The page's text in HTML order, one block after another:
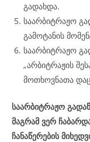
გადახდა.
საარბიტრაჟო
გამოტანის
საარბიტრაჟო
„არბიტრაჟის
მოთხოვნათა
საარბიტრაჟო
მაგრამ ვერ
ჩანაწერების